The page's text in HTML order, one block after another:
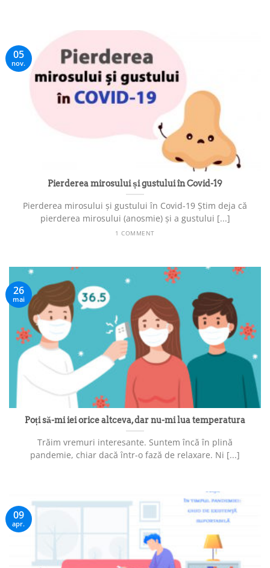
Pierderea mirosului și gustului în Covid-19
Pierderea mirosului și gustului în Covid-19 Știm deja că
pierderea mirosului (anosmie) și a gustului [...]
1 COMMENT
05
nov.
Poți să-mi iei orice altceva, dar nu-mi lua temperatura
Trăim vremuri interesante. Suntem încă în plină
pandemie, chiar dacă într-o fază de relaxare. Ni [...]
26
mai
09
apr.